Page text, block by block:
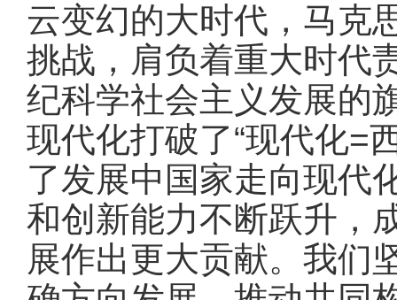
云变幻的大时代，马克
挑战，肩负着重大时代
纪科学社会主义发展的
现代化打破了“现代化=
了发展中国家走向现代
和创新能力不断跃升，
展作出更大贡献。我们